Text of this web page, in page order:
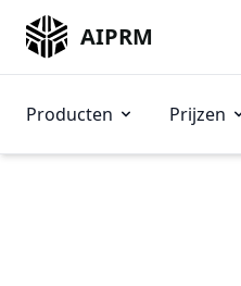
AIPRM
Producten Prijzen